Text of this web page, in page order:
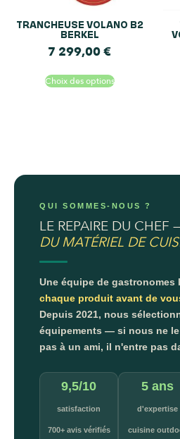
TRANCHEUSE VOLANO B2
BERKEL
7 299,00€
Choix des options
QUI SOMMES-NOUS ?
LE REPAIRE DU CHEF —
DU MATÉRIEL DE
Une équipe de
chaque produit avant de
Depuis 2021, nous
équipements — si nous ne
pas à un ami, il n'entre pas
9,5/10
satisfaction
700+ avis vérifiés
5 ans
d'expertise
cuisine